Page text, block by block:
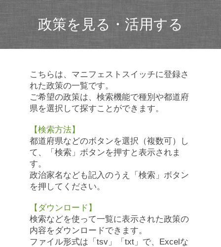
政策を見る・活用する
こちらは、マニフェストスイッチに登録さ
れた政策の一覧です。
ご希望の政策は、検索機能で種別や都道府
県を選択して探すことができます。
【検索方法】
都道府県などのボタンを選択（複数可）し
て、「検索」ボタンを押すと表示されま
す。
政治家名なども記入のうえ「検索」ボタン
を押してください。
【ダウンロード】
検索などを使って一覧に表示された政策の
内容をダウンロードできます。
ファイル形式は「tsv」「txt」で、Excelな